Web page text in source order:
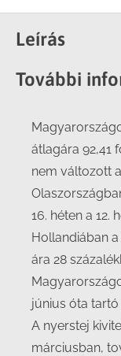
Facebook
X
Leírás
További
átlagára 92,41
nem változott
16. héten a 12.
Hollandiában
ára 28
június óta
A nyerstej
márciusban,